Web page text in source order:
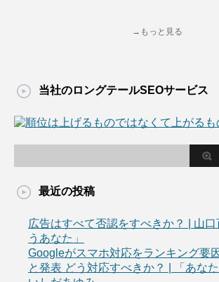
→もっと見る
当社のロングテールSEOサービス
最近の投稿
広告はすべて否認をすべきか？ | 山口
うあなた」
Googleがスマホ対応をランキング要
と発表 どう対応すべきか？ | 「あな